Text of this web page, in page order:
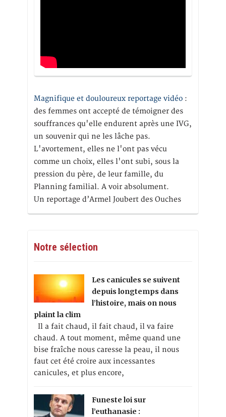
Magnifique et douloureux reportage vidéo :
des femmes ont accepté de témoigner des
souffrances qu'elle endurent après une IVG,
un souvenir qui ne les lâche pas.
L'avortement, elles ne l'ont pas vécu
comme un choix, elles l'ont subi, sous la
pression du père, de leur famille, du
Planning familial. A voir absolument.
Un reportage d’Armel Joubert des Ouches
Notre sélection
Les canicules se suivent
depuis longtemps dans
l’histoire, mais on nous
plaint la clim
Il a fait chaud, il fait chaud, il va faire
chaud. A tout moment, même quand une
bise fraîche nous caresse la peau, il nous
faut cet été croire aux incessantes
canicules, et plus encore,
Funeste loi sur
l’euthanasie :